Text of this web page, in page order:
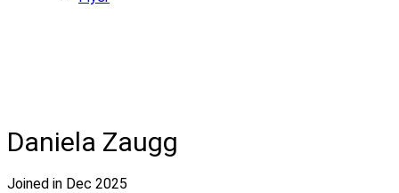
Daniela Zaugg
Joined in Dec 2025